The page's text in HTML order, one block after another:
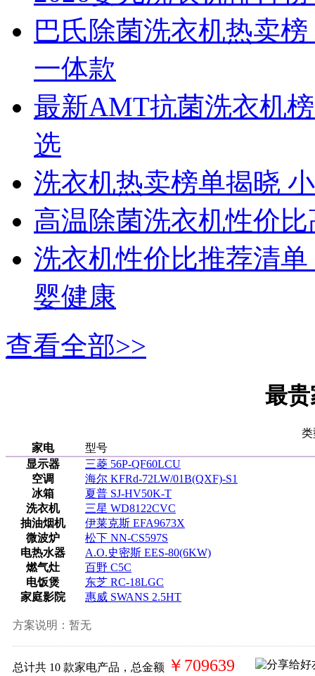
巴氏除菌洗衣机热卖
一体款
最新AMT抗菌洗衣机
选
洗衣机热卖榜单揭晓
高温除菌洗衣机性价
洗衣机性价比推荐清
婴健康
查看全部>>
最贵
类
家电
型号
显示器
三菱 56P-QF60LCU
空调
海尔 KFRd-72LW/01B(QXF)-S1
冰箱
夏普 SJ-HV50K-T
洗衣机
三星 WD8122CVC
抽油烟机
伊莱克斯 EFA9673X
微波炉
松下 NN-CS597S
电热水器
A.O.史密斯 EES-80(6KW)
燃气灶
百野 C5C
电饭煲
东芝 RC-18LGC
家庭影院
惠威 SWANS 2.5HT
方案说明： 暂无
总计共 10 款家电产品，总金额 ￥709639